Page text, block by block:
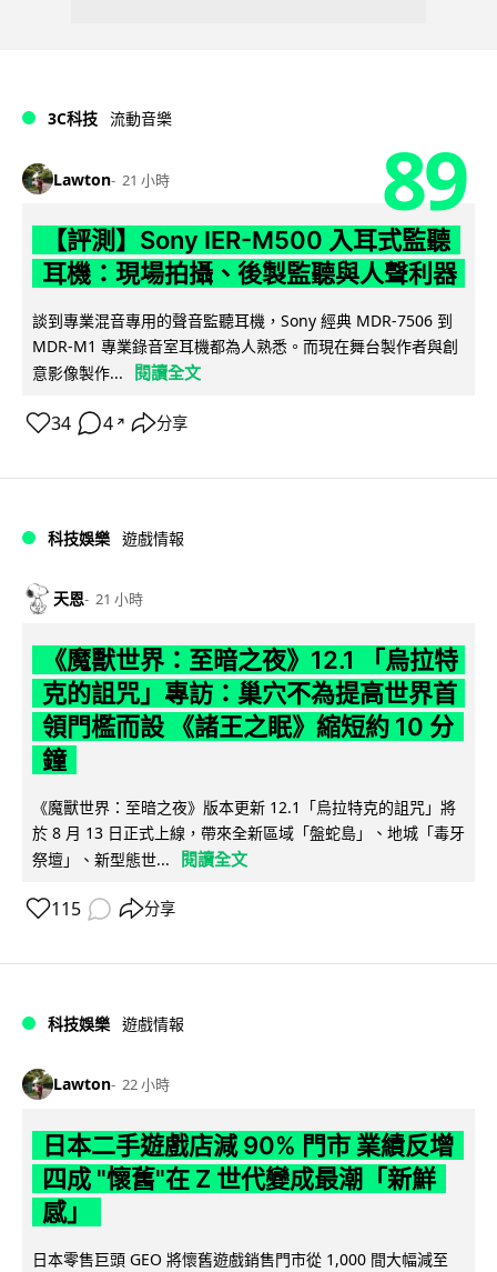
3C科技 流動音樂
Lawton 21 小時 89
【評測】Sony IER-M500 入耳式監聽
耳機：現場拍攝、後製監聽與人聲利器
談到專業混音專用的聲音監聽耳機，Sony 經典 MDR-7506 到
MDR-M1 專業錄音室耳機都為人熟悉。而現在舞台製作者與創
意影像製作...
閱讀全文
34 4 ↗ 分享
科技娛樂 遊戲情報
天恩 21 小時
《魔獸世界：至暗之夜》12.1 「烏拉特
克的詛咒」專訪：巢穴不為提高世界首
領門檻而設 《諸王之眠》縮短約 10 分
鐘
《魔獸世界：至暗之夜》版本更新 12.1「烏拉特克的詛咒」將
於 8 月 13 日正式上線，帶來全新區域「盤蛇島」、地城「毒牙
祭壇」、新型態世...
閱讀全文
115 分享
科技娛樂 遊戲情報
Lawton 22 小時
日本二手遊戲店減 90% 門市 業績反增
四成 "懷舊"在 Z 世代變成最潮「新鮮
感」
日本零售巨頭 GEO 將懷舊遊戲銷售門市從 1,000 間大幅減至